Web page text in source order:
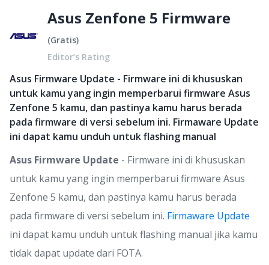
Asus Zenfone 5 Firmware
(Gratis)
Editor’s Rating
Asus Firmware Update - Firmware ini di khususkan
untuk kamu yang ingin memperbarui firmware Asus
Zenfone 5 kamu, dan pastinya kamu harus berada
pada firmware di versi sebelum ini. Firmaware Update
ini dapat kamu unduh untuk flashing manual
Asus Firmware Update - Firmware ini di khususkan
untuk kamu yang ingin memperbarui firmware Asus
Zenfone 5 kamu, dan pastinya kamu harus berada
pada firmware di versi sebelum ini. Firmaware Update
ini dapat kamu unduh untuk flashing manual jika kamu
tidak dapat update dari FOTA.